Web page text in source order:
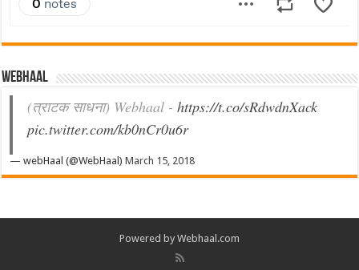
Webhaal
(त्राटक साधना) Webhaal -https://t.co/sRdwdnXack
pic.twitter.com/kb0nCr0u6r
— webHaal (@WebHaal)March 15, 2018
Powered by Webhaal.com